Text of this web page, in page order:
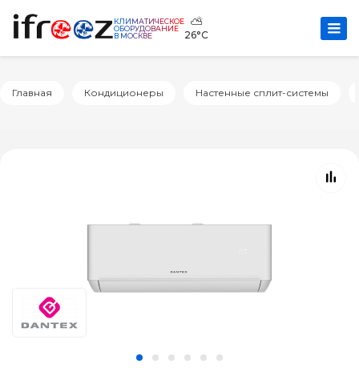
КЛИМАТИЧЕСКОЕ
ОБОРУДОВАНИЕ
В МОСКВЕ
⛅
26°C
Главная Кондиционеры Настенные сплит-системы